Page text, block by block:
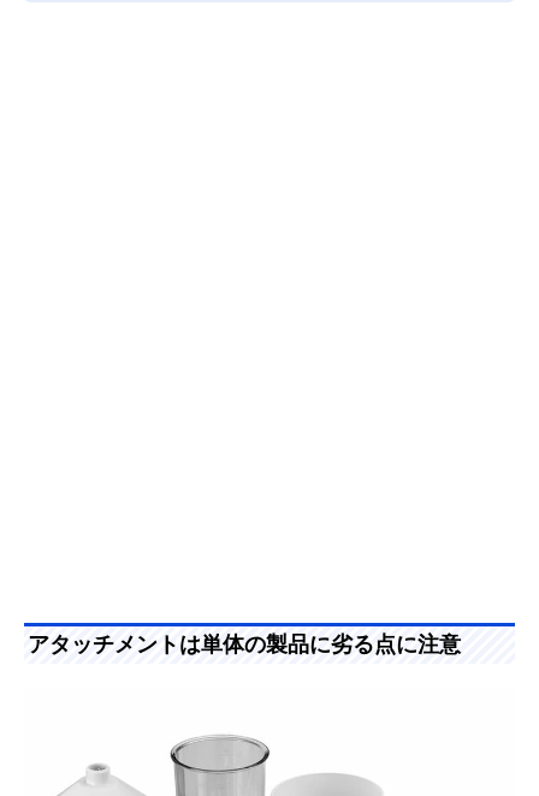
アタッチメントは単体の製品に劣る点に注意